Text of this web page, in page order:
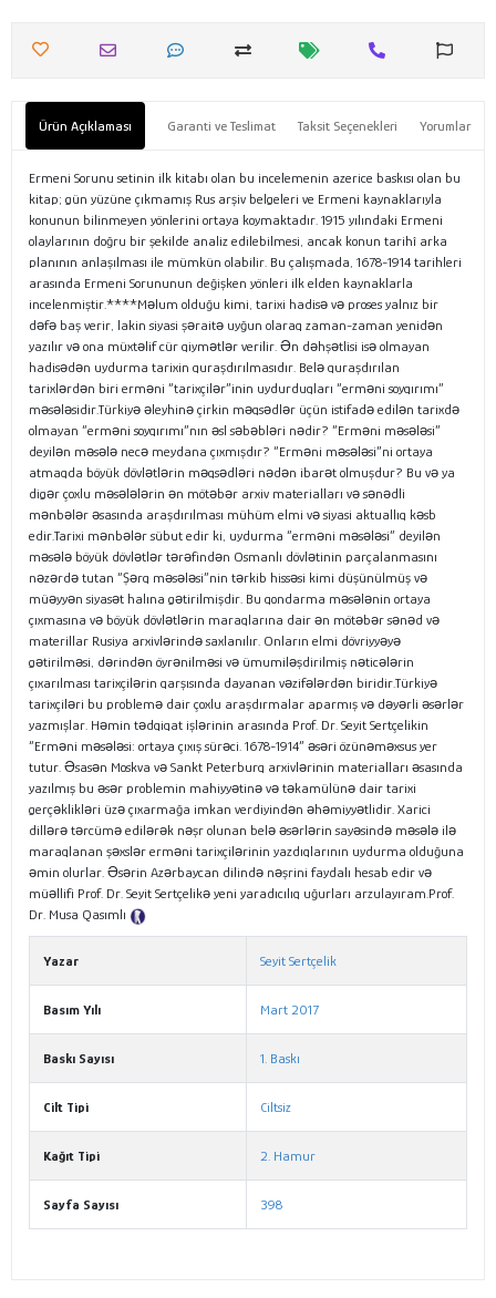
Ürün Açıklaması Garanti ve Teslimat Taksit Seçenekleri Yorumlar
Ermeni Sorunu setinin ilk kitabı olan bu incelemenin azerice baskısı olan bu
kitap; gün yüzüne çıkmamış Rus arşiv belgeleri ve Ermeni kaynaklarıyla
konunun bilinmeyen yönlerini ortaya koymaktadır. 1915 yılındaki Ermeni
olaylarının doğru bir şekilde analiz edilebilmesi, ancak konun tarihî arka
planının anlaşılması ile mümkün olabilir. Bu çalışmada, 1678-1914 tarihleri
arasında Ermeni Sorununun değişken yönleri ilk elden kaynaklarla
incelenmiştir.****Məlum olduğu kimi, tarixi hadisə və proses yalnız bir
dəfə baş verir, lakin siyasi şəraitə uyğun olaraq zaman-zaman yenidən
yazılır və ona müxtəlif cür qiymətlər verilir. Ən dəhşətlisi isə olmayan
hadisədən uydurma tarixin quraşdırılmasıdır. Belə quraşdırılan
tarixlərdən biri erməni “tarixçilər”inin uydurduqları “erməni soyqırımı”
məsələsidir.Türkiyə əleyhinə çirkin məqsədlər üçün istifadə edilən tarixdə
olmayan “erməni soyqırımı”nın əsl səbəbləri nədir? “Erməni məsələsi”
deyilən məsələ necə meydana çıxmışdır? “Erməni məsələsi”ni ortaya
atmaqda böyük dövlətlərin məqsədləri nədən ibarət olmuşdur? Bu və ya
digər çoxlu məsələlərin ən mötəbər arxiv materialları və sənədli
mənbələr əsasında araşdırılması mühüm elmi və siyasi aktuallıq kəsb
edir.Tarixi mənbələr sübut edir ki, uydurma “erməni məsələsi” deyilən
məsələ böyük dövlətlər tərəfindən Osmanlı dövlətinin parçalanmasını
nəzərdə tutan “Şərq məsələsi”nin tərkib hissəsi kimi düşünülmüş və
müəyyən siyasət halına gətirilmişdir. Bu qondarma məsələnin ortaya
çıxmasına və böyük dövlətlərin maraqlarına dair ən mötəbər sənəd və
materillar Rusiya arxivlərində saxlanılır. Onların elmi dövriyyəyə
gətirilməsi, dərindən öyrənilməsi və ümumiləşdirilmiş nəticələrin
çıxarılması tarixçilərin qarşısında dayanan vəzifələrdən biridir.Türkiyə
tarixçiləri bu problemə dair çoxlu araşdırmalar aparmış və dəyərli əsərlər
yazmışlar. Həmin tədqiqat işlərinin arasında Prof. Dr. Seyit Sertçelikin
“Erməni məsələsi: ortaya çıxış sürəci. 1678-1914” əsəri özünəməxsus yer
tutur. Əsasən Moskva və Sankt Peterburq arxivlərinin materialları əsasında
yazılmış bu əsər problemin mahiyyətinə və təkamülünə dair tarixi
gerçəklikləri üzə çıxarmağa imkan verdiyindən əhəmiyyətlidir. Xarici
dillərə tərcümə edilərək nəşr olunan belə əsərlərin sayəsində məsələ ilə
maraqlanan şəxslər erməni tarixçilərinin yazdıqlarının uydurma olduğuna
əmin olurlar. Əsərin Azərbaycan dilində nəşrini faydalı hesab edir və
müəllifi Prof. Dr. Seyit Sertçelikə yeni yaradıcılıq uğurları arzulayıram.Prof.
Dr. Musa Qasımlı
Yazar Seyit Sertçelik
Basım Yılı Mart 2017
Baskı Sayısı 1. Baskı
Cilt Tipi Ciltsiz
Kağıt Tipi 2. Hamur
Sayfa Sayısı 398